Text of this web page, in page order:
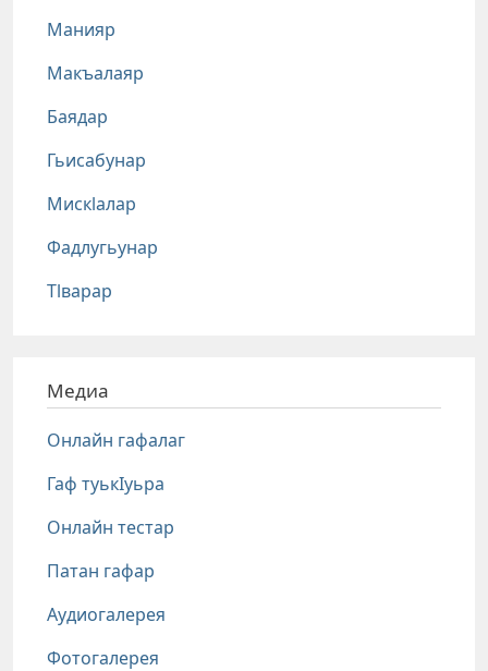
Манияр
Макъалаяр
Баядар
Гьисабунар
Мискlалар
Фадлугьунар
Тlварар
Медиа
Онлайн гафалаг
Гаф туькIуьра
Онлайн тестар
Патан гафар
Аудиогалерея
Фотогалерея